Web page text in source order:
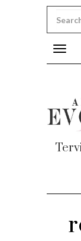
Toggle